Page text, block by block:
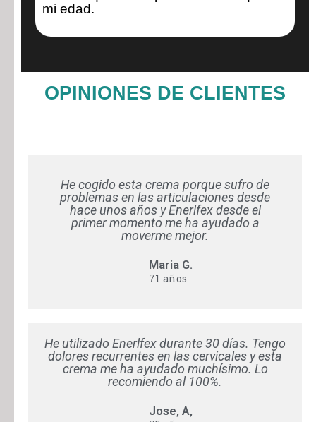
mi edad.
OPINIONES DE CLIENTES
He cogido esta crema porque sufro de
problemas en las articulaciones desde
hace unos años y Enerlfex desde el
primer momento me ha ayudado a
moverme mejor.
Maria G.
71 años
He utilizado Enerlfex durante 30 días. Tengo
dolores recurrentes en las cervicales y esta
crema me ha ayudado muchísimo. Lo
recomiendo al 100%.
Jose, A,